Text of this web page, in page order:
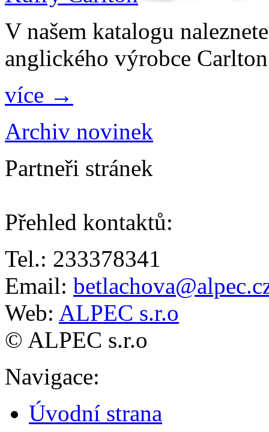
V našem katalogu
anglického výrobce
více →
Archiv novinek
Partneři stránek
Přehled kontaktů:
Tel.: 233378341
Email:
Web: ALPEC s.r.o
© ALPEC s.r.o
Navigace:
Úvodní strana